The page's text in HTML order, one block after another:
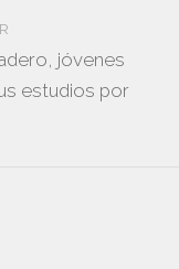
jóvenes
estudios por